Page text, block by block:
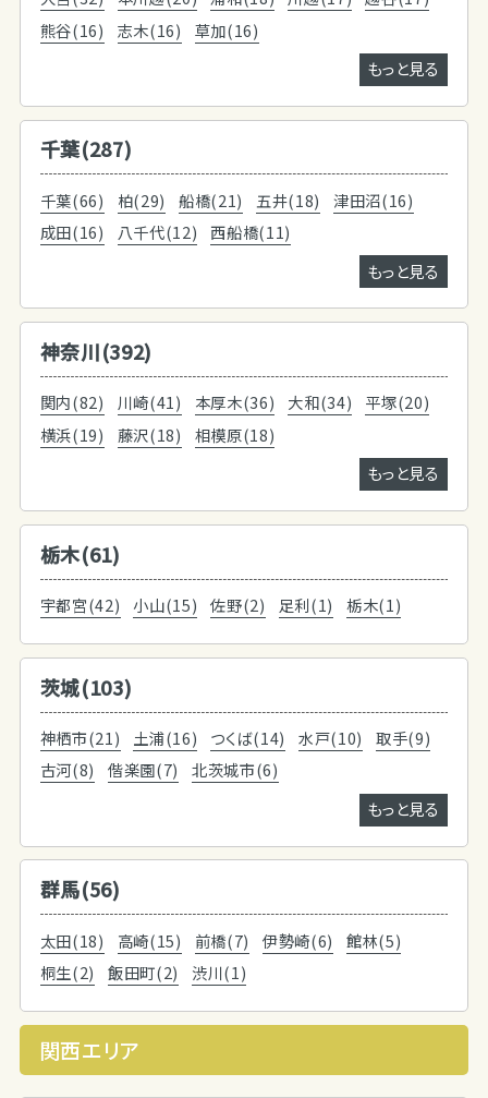
熊谷(16)
志木(16)
草加(16)
もっと見る
千葉(287)
千葉(66) 柏(29) 船橋(21) 五井(18)
津田沼(16)
成田(16)
八千代(12)
西船橋(11)
もっと見る
神奈川(392)
関内(82) 川崎(41) 本厚木(36) 大和(34)
平塚(20)
横浜(19)
藤沢(18)
相模原(18)
もっと見る
栃木(61)
宇都宮(42) 小山(15) 佐野(2) 足利(1) 栃木(1)
茨城(103)
神栖市(21) 土浦(16) つくば(14) 水戸(10)
取手(9)
古河(8)
偕楽園(7)
北茨城市(6)
もっと見る
群馬(56)
太田(18) 高崎(15) 前橋(7) 伊勢崎(6)
館林(5)
桐生(2)
飯田町(2) 渋川(1)
関西エリア